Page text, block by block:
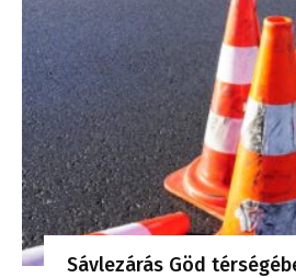
Sávlezárás Göd